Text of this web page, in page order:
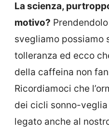
La scienza,
motivo?
svegliamo possiamo
tolleranza ed ecco
della caffeina non
Ricordiamoci che
dei cicli sonno-
legato anche al